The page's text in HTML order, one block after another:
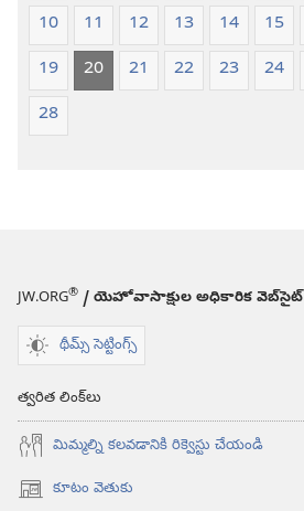
10
11 12 13 14 15
19
20 21 22 23 24
28
JW.ORG® / యెహోవాసాక్షుల అధికారిక వెబ్‌సైట్‌
థీమ్స్ సెట్టింగ్స్
త్వరిత లింక్‌లు
మిమ్మల్ని కలవడానికి రిక్వెస్టు చేయండి
కూటం వెతుకు
(కొత్త